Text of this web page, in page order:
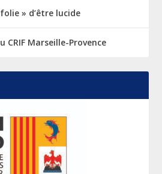
» d’être lucide
CRIF Marseille-Provence